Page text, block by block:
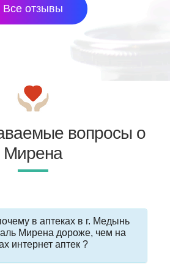
Все отзывы
вопросы о
Мирена
в аптеках в г. Медынь
Мирена дороже, чем на
интернет аптек ?